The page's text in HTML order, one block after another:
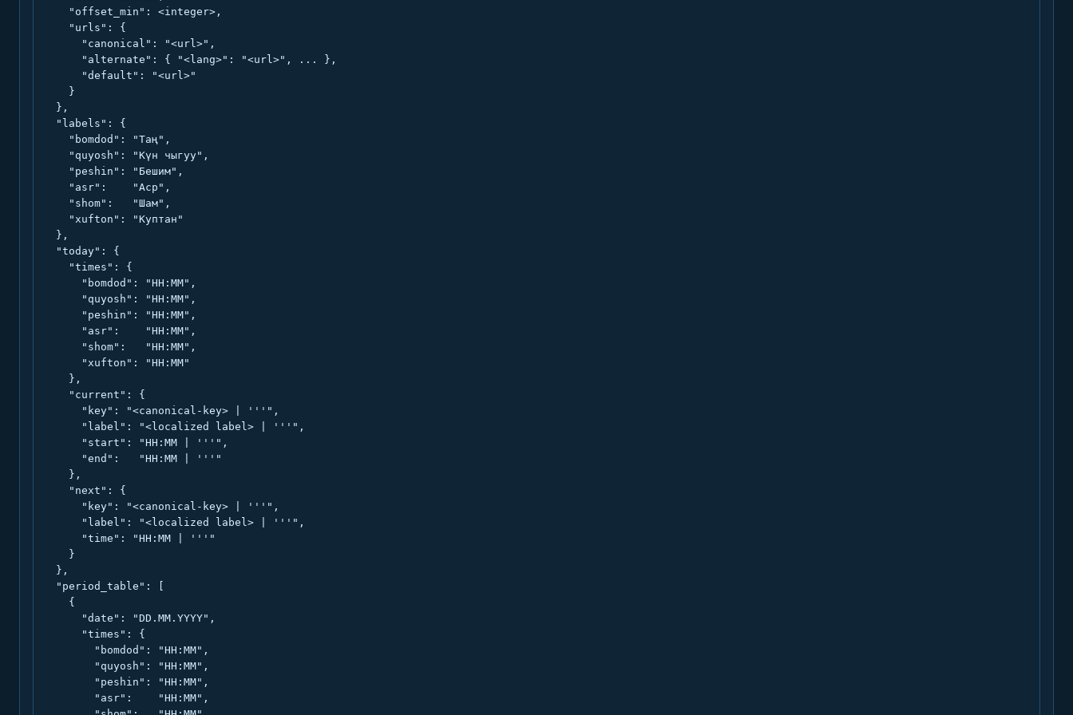
    "offset_min": <integer>,
    "urls": {
      "canonical": "<url>",
      "alternate": { "<lang>": "<url>", ... },
      "default": "<url>"
    }
  },
  "labels": {
    "bomdod": "Таң",
    "quyosh": "Күн чыгуу",
    "peshin": "Бешим",
    "asr":    "Аср",
    "shom":   "Шам",
    "xufton": "Куптан"
  },
  "today": {
    "times": {
      "bomdod": "HH:MM",
      "quyosh": "HH:MM",
      "peshin": "HH:MM",
      "asr":    "HH:MM",
      "shom":   "HH:MM",
      "xufton": "HH:MM"
    },
    "current": {
      "key": "<canonical-key> | '''",
      "label": "<localized label> | '''",
      "start": "HH:MM | '''",
      "end":   "HH:MM | '''"
    },
    "next": {
      "key": "<canonical-key> | '''",
      "label": "<localized label> | '''",
      "time": "HH:MM | '''"
    }
  },
  "period_table": [
    {
      "date": "DD.MM.YYYY",
      "times": {
        "bomdod": "HH:MM",
        "quyosh": "HH:MM",
        "peshin": "HH:MM",
        "asr":    "HH:MM",